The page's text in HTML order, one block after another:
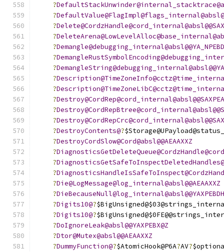
?
?
?
?
?
?
?DemangleString@debugging_internal@absl@@YA
?
?
?
?
?
?DestroyContents@?
?DestroyCordSlow@Cord@absl@@AEAAXXZ
?
?
?
?Die@LogMessage@log_internal@absl@@AEAAXXZ
?
?Digits10@?
?Digits10@?
?DoIgnoreLeak@absl@@YAXPEBX@Z
?Dtor@Mutex@absl@@AEAAXXZ
?DummyFunction@?$AtomicHook@P6A?AV?